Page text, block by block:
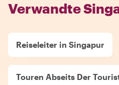
Verwandte
Reiseleiter in Singapur
Touren Abseits Der